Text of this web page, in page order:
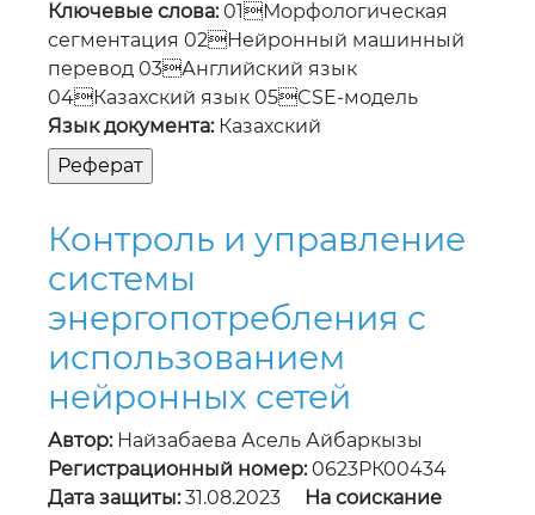
Контроль и управление
системы
энергопотребления с
использованием
нейронных сетей
Найзабаева Асель Айбаркызы
Регистрационный номер:0623РК00434
Дата защиты:31.08.2023На соискание
ученой степени:
Автоматизация и
управление Страниц:
Ключевые слова:01Нечеткая модель
энергопотребления 02Нейронная сеть
03Возобновляемые источники энергии